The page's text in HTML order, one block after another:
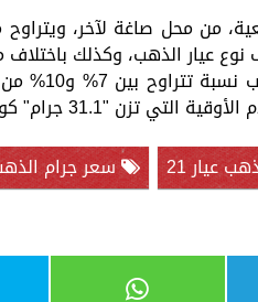
من محل صاغة لآخر،
30 و65 جنيهًا باختلاف نوع عيار الذهب،
ومن تاجر
كوحدة لوزن الحلي وسبائك الذهب.
عيار 21 سعر جرام الذهب